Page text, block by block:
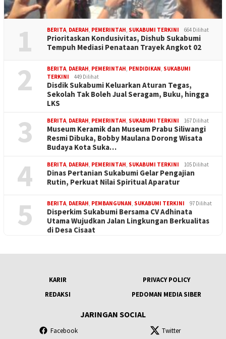
1 BERITA, DAERAH, PEMERINTAH, SUKABUMI TERKINI 664 Dilihat
Prioritaskan Kondusivitas, Dishub Sukabumi
Tempuh Mediasi Penataan Trayek Angkot 02
2 BERITA, DAERAH, PEMERINTAH, PENDIDIKAN, SUKABUMI
TERKINI
449 Dilihat
Disdik Sukabumi Keluarkan Aturan Tegas,
Sekolah Tak Boleh Jual Seragam, Buku, hingga
LKS
3 BERITA, DAERAH, PEMERINTAH, SUKABUMI TERKINI 167 Dilihat
Museum Keramik dan Museum Prabu Siliwangi
Resmi Dibuka, Bobby Maulana Dorong Wisata
Budaya Kota Suka…
4 BERITA, DAERAH, PEMERINTAH, SUKABUMI TERKINI 105 Dilihat
Dinas Pertanian Sukabumi Gelar Pengajian
Rutin, Perkuat Nilai Spiritual Aparatur
5 BERITA, DAERAH, PEMBANGUNAN, SUKABUMI TERKINI 97 Dilihat
Disperkim Sukabumi Bersama CV Adhinata
Utama Wujudkan Jalan Lingkungan Berkualitas
di Desa Cisaat
KARIR
PRIVACY POLICY
REDAKSI
PEDOMAN MEDIA SIBER
JARINGAN SOCIAL
Facebook Twitter